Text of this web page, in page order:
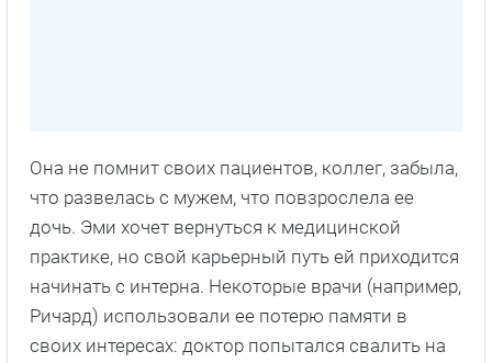
Она не помнит своих пациентов, коллег, забыла,
что развелась с мужем, что повзрослела ее
дочь. Эми хочет вернуться к медицинской
практике, но свой карьерный путь ей приходится
начинать с интерна. Некоторые врачи (например,
Ричард) использовали ее потерю памяти в
своих интересах: доктор попытался свалить на